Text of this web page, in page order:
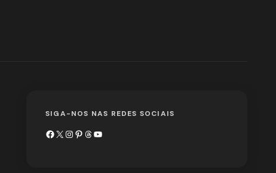
SIGA-NOS NAS REDES SOCIAIS